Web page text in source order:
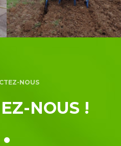
NOUS
NOUS !